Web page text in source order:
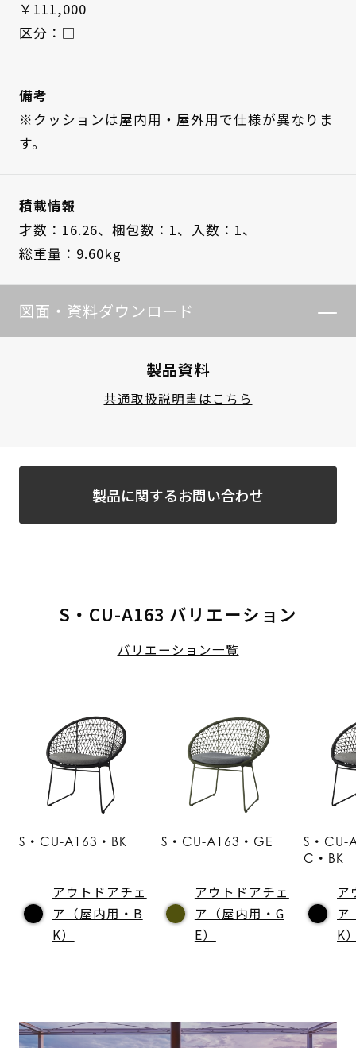
￥111,000
区分：□
備考
※クッションは屋内用・屋外用で仕様が異なりま
す。
積載情報
才数：16.26、 梱包数：1、
入数：1、
総重量：9.60kg
図面・資料ダウンロード
製品資料
共通取扱説明書はこちら
製品に関するお問い合わせ
S・CU-A163 バリエーション
バリエーション一覧
S・CU-A163・BK
アウトドアチェ
ア（屋内用・B
K）
S・CU-A163・GE
アウトドアチェ
ア（屋内用・G
E）
S・CU-
C・BK
ア
ア
K